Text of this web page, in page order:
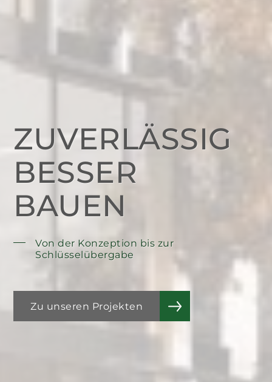
ZUVERLÄSSIG
BESSER
BAUEN
Von der Konzeption bis zur
Schlüsselübergabe
Zu unseren Projekten